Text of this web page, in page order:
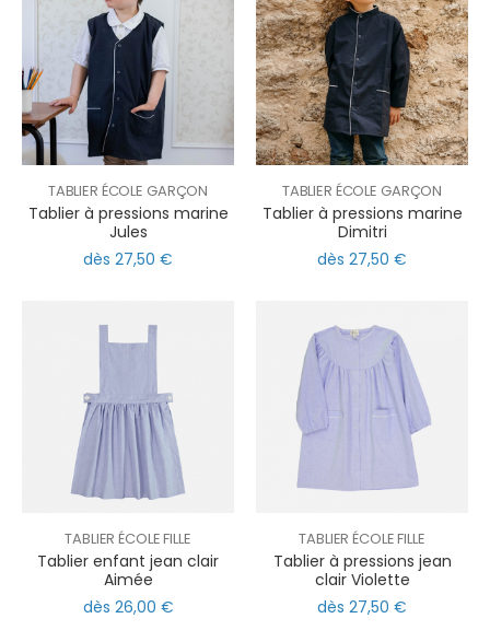
TABLIER ÉCOLE GARÇON
Tablier à pressions marine
Jules
dès 27,50 €
TABLIER ÉCOLE GARÇON
Tablier à pressions marine
Dimitri
dès 27,50 €
TABLIER ÉCOLE FILLE
Tablier enfant jean clair
Aimée
dès 26,00 €
TABLIER ÉCOLE FILLE
Tablier à pressions jean
clair Violette
dès 27,50 €